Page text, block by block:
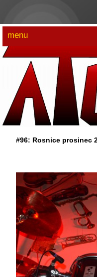
#96: Rosnice prosinec
menu